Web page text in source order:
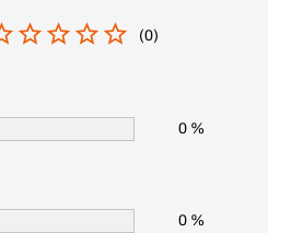
(0)
0 %
0 %